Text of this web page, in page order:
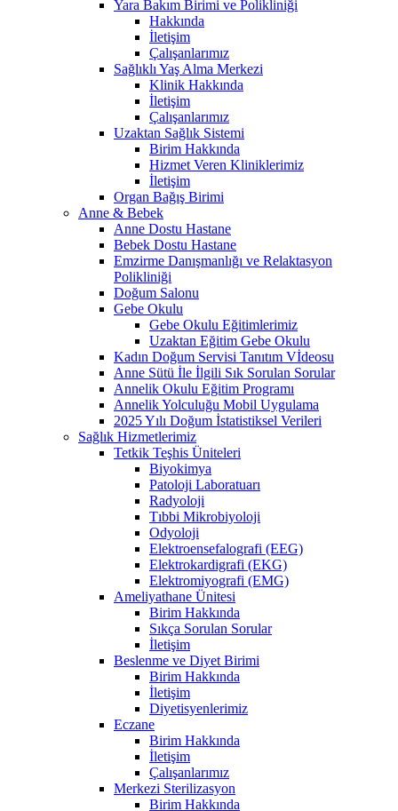
Yara Bakım Birimi ve Polikliniği
Hakkında
İletişim
Çalışanlarımız
Sağlıklı Yaş Alma Merkezi
Klinik Hakkında
İletişim
Çalışanlarımız
Uzaktan Sağlık Sistemi
Birim Hakkında
Hizmet Veren Kliniklerimiz
İletişim
Organ Bağış Birimi
Anne & Bebek
Anne Dostu Hastane
Bebek Dostu Hastane
Emzirme Danışmanlığı ve Relaktasyon
Polikliniği
Doğum Salonu
Gebe Okulu
Gebe Okulu Eğitimlerimiz
Uzaktan Eğitim Gebe Okulu
Kadın Doğum Servisi Tanıtım Vİdeosu
Anne Sütü İle İlgili Sık Sorulan Sorular
Annelik Okulu Eğitim Programı
Annelik Yolculuğu Mobil Uygulama
2025 Yılı Doğum İstatistiksel Verileri
Sağlık Hizmetlerimiz
Tetkik Teşhis Üniteleri
Biyokimya
Patoloji Laboratuarı
Radyoloji
Tıbbi Mikrobiyoloji
Odyoloji
Elektroensefalografi (EEG)
Elektrokardigrafi (EKG)
Elektromiyografi (EMG)
Ameliyathane Ünitesi
Birim Hakkında
Sıkça Sorulan Sorular
İletişim
Beslenme ve Diyet Birimi
Birim Hakkında
İletişim
Diyetisyenlerimiz
Eczane
Birim Hakkında
İletişim
Çalışanlarımız
Merkezi Sterilizasyon
Birim Hakkında